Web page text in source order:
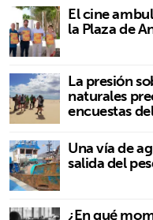
El cine
la Plaza de
La presión
naturales
encuestas
Una vía de
salida del
¿En qué